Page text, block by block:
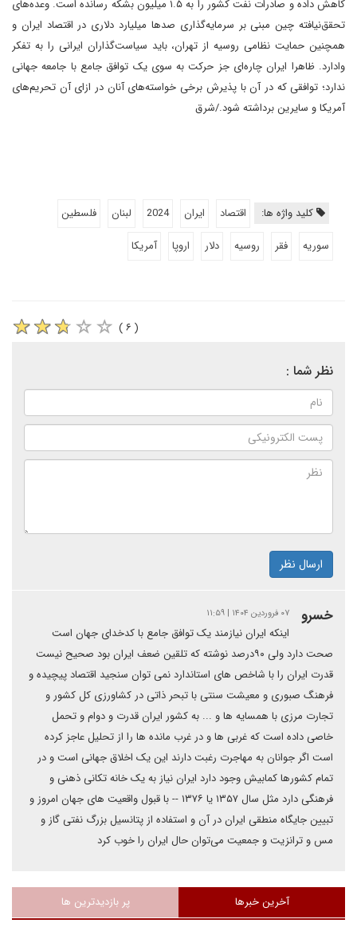
کاهش داده و صادرات نفت کشور را به ۱.۵ میلیون بشکه رسانده است. وعده‌های
تحقق‌نیافته چین مبنی بر سرمایه‌گذاری صدها میلیارد دلاری در اقتصاد ایران‌ و
همچنین حمایت نظامی روسیه از تهران، باید سیاست‌گذاران ایرانی را به تفکر
وادارد. ظاهرا ایران چاره‌ای جز حرکت به سوی یک توافق جامع با جامعه جهانی
ندارد؛ توافقی که در آن با پذیرش برخی خواسته‌های آنان در ازای آن تحریم‌های
آمریکا و سایرین برداشته شود./شرق
کلید واژه ها: اقتصاد ایران 2024 لبنان
فلسطین
سوریه
فقر روسیه دلار اروپا آمریکا
( ۶ )
نظر شما :
ارسال نظر
خسرو ۰۷ فروردین ۱۴۰۴ | ۱۱:۵۹
اینکه ایران نیازمند یک توافق جامع با کدخدای جهان است
صحت دارد ولی ۹۰درصد نوشته که تلقین ضعف ایران بود صحیح نیست
قدرت ایران را با شاخص های استاندارد نمی توان سنجید اقتصاد پیچیده و
فرهنگ صبوری و معیشت سنتی با تبحر ذاتی در کشاورزی کل کشور و
تجارت مرزی با همسایه ها و ... به کشور ایران قدرت و دوام و تحمل
خاصی داده است که غربی ها و در غرب مانده ها را از تحلیل عاجز کرده
است اگر جوانان به مهاجرت رغبت دارند این یک اخلاق جهانی است و در
تمام کشورها کمابیش وجود دارد ایران نیاز به یک خانه تکانی ذهنی و
فرهنگی دارد مثل سال ۱۳۵۷ یا ۱۳۷۶ -- با قبول واقعیت های جهان امروز و
تبیین جایگاه منطقی ایران در آن و استفاده از پتانسیل بزرگ نفتی گاز و
مس و ترانزیت و جمعیت می‌توان حال ایران را خوب کرد
آخرین خبرها پر بازدیدترین ها